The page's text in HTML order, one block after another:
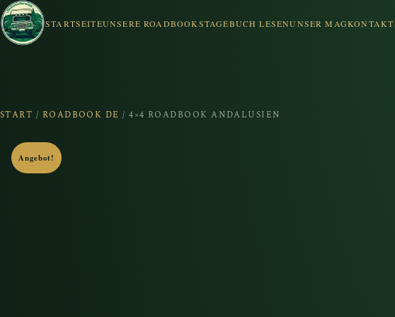
STARTSEITEUNSERE ROADBOOKSTAGEBUCH LESENUNSER MAGKONTAKT
START / ROADBOOK DE / 4×4 ROADBOOK ANDALUSIEN
Angebot!